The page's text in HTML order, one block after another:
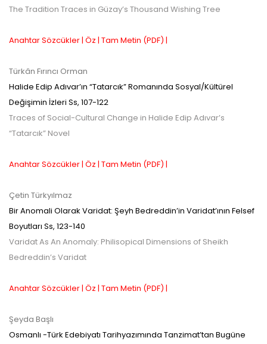
The Tradition Traces in Güzay’s Thousand Wishing Tree
Anahtar Sözcükler | Öz | Tam Metin (PDF) |
Türkân Fırıncı Orman
Halide Edip Adıvar’ın “Tatarcık” Romanında Sosyal/Kültürel
Değişimin İzleri Ss, 107-122
Traces of Social-Cultural Change in Halide Edip Adıvar’s
“Tatarcık” Novel
Anahtar Sözcükler | Öz | Tam Metin (PDF) |
Çetin Türkyılmaz
Bir Anomali Olarak Varidat: Şeyh Bedreddin’in Varidat’ının Felsef
Boyutları Ss, 123-140
Varidat As An Anomaly: Philisopical Dimensions of Sheikh
Bedreddin’s Varidat
Anahtar Sözcükler | Öz | Tam Metin (PDF) |
Şeyda Başlı
Osmanlı -Türk Edebiyatı Tarihyazımında Tanzimat’tan Bugüne